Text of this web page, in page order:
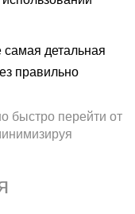
детальная
правильно
быстро перейти от